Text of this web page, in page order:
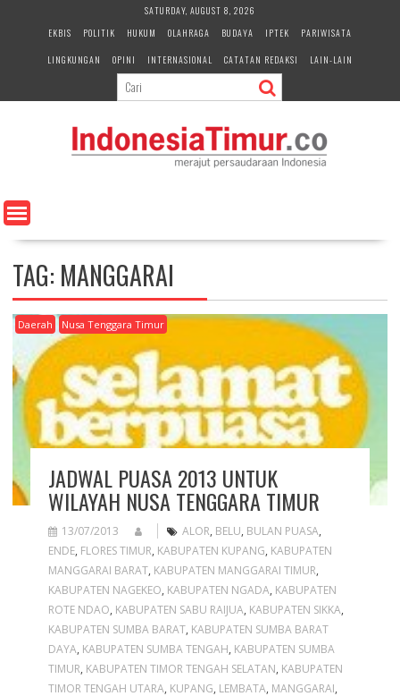
e
n
SATURDAY, AUGUST 8, 2026
EKBIS
POLITIK HUKUM OLAHRAGA BUDAYA IPTEK
PARIWISATA
LINGKUNGAN
OPINI INTERNASIONAL CATATAN REDAKSI LAIN-LAIN
TAG: MANGGARAI
Daerah Nusa Tenggara Timur
JADWAL PUASA 2013 UNTUK
WILAYAH NUSA TENGGARA TIMUR
13/07/2013 ALOR, BELU, BULAN PUASA,
ENDE, FLORES TIMUR, KABUPATEN KUPANG, KABUPATEN
MANGGARAI BARAT, KABUPATEN MANGGARAI TIMUR,
KABUPATEN NAGEKEO, KABUPATEN NGADA, KABUPATEN
ROTE NDAO, KABUPATEN SABU RAIJUA, KABUPATEN SIKKA,
KABUPATEN SUMBA BARAT, KABUPATEN SUMBA BARAT
DAYA, KABUPATEN SUMBA TENGAH, KABUPATEN SUMBA
TIMUR, KABUPATEN TIMOR TENGAH SELATAN, KABUPATEN
TIMOR TENGAH UTARA, KUPANG, LEMBATA, MANGGARAI,